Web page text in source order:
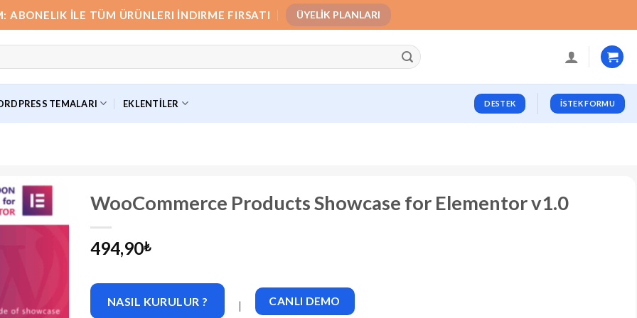
ABONELIK İLE TÜM ÜRÜNLERI İNDIRME FIRSATI ÜYELIK PLANLARI
TEMALARI EKLENTILER DESTEK İSTEK FORMU
WooCommerce Products Showcase for Elementor v1.0
494,90₺
NASIL KURULUR ? | CANLI DEMO